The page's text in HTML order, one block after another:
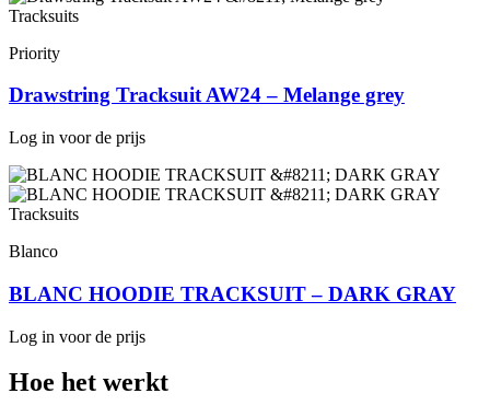
Tracksuits
Priority
Drawstring Tracksuit AW24 – Melange grey
Log in voor de prijs
Tracksuits
Blanco
BLANC HOODIE TRACKSUIT – DARK GRAY
Log in voor de prijs
Hoe het werkt